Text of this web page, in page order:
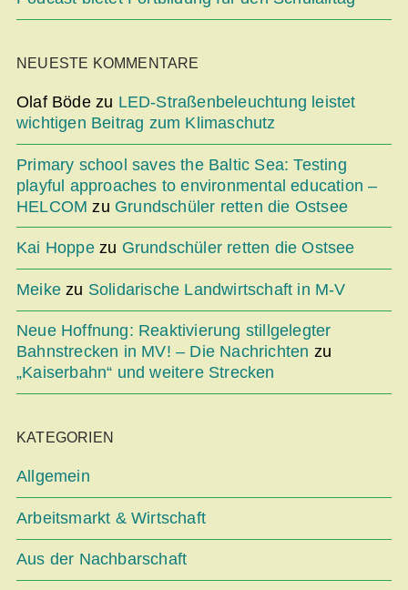
NEUESTE KOMMENTARE
Olaf Bödezu LED-Straßenbeleuchtung leistet
wichtigen Beitrag zum Klimaschutz
Primary school saves the Baltic Sea: Testing
playful approaches to environmental education –
HELCOM zu Grundschüler retten die Ostsee
Kai Hoppezu Grundschüler retten die Ostsee
Meike zu Solidarische Landwirtschaft in M-V
Neue Hoffnung: Reaktivierung stillgelegter
Bahnstrecken in MV! – Die Nachrichten zu
„Kaiserbahn“ und weitere Strecken
KATEGORIEN
Allgemein
Arbeitsmarkt & Wirtschaft
Aus der Nachbarschaft